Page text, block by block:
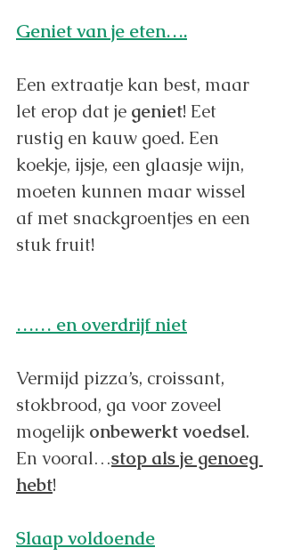
Geniet van je eten….
Een extraatje kan best, maar
let erop dat je geniet! Eet
rustig en kauw goed. Een
koekje, ijsje, een glaasje wijn,
moeten kunnen maar wissel
af met snackgroentjes en een
stuk fruit!
…… en overdrijf niet
Vermijd pizza’s, croissant,
stokbrood, ga voor zoveel
mogelijk onbewerkt voedsel.
En vooral…stop als je genoeg
hebt!
Slaap voldoende